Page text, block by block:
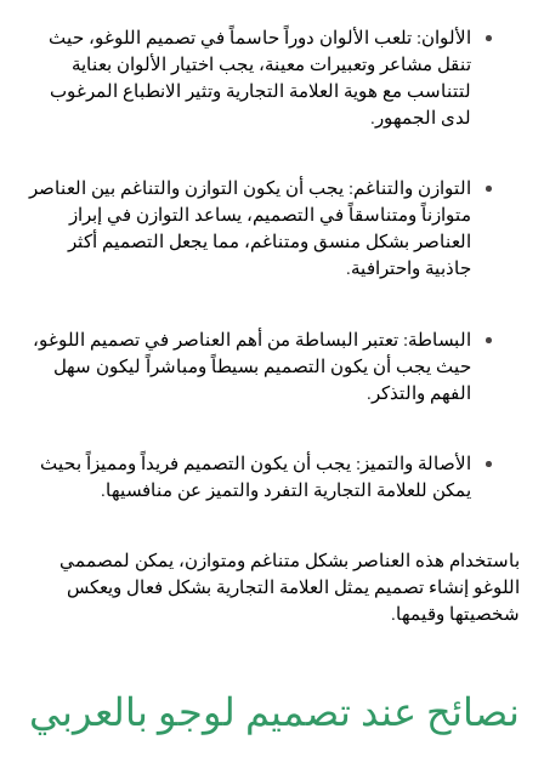
الألوان: تلعب الألوان دوراً حاسماً في تصميم اللوغو، حيث
تنقل مشاعر وتعبيرات معينة، يجب اختيار الألوان بعناية
لتتناسب مع هوية العلامة التجارية وتثير الانطباع المرغوب
لدى الجمهور.
التوازن والتناغم: يجب أن يكون التوازن والتناغم بين العناصر
متوازناً ومتناسقاً في التصميم، يساعد التوازن في إبراز
العناصر بشكل منسق ومتناغم، مما يجعل التصميم أكثر
جاذبية واحترافية.
البساطة: تعتبر البساطة من أهم العناصر في تصميم اللوغو،
حيث يجب أن يكون التصميم بسيطاً ومباشراً ليكون سهل
الفهم والتذكر.
الأصالة والتميز: يجب أن يكون التصميم فريداً ومميزاً بحيث
يمكن للعلامة التجارية التفرد والتميز عن منافسيها.
باستخدام هذه العناصر بشكل متناغم ومتوازن، يمكن لمصممي
اللوغو إنشاء تصميم يمثل العلامة التجارية بشكل فعال ويعكس
شخصيتها وقيمها.
نصائح عند تصميم لوجو بالعربي